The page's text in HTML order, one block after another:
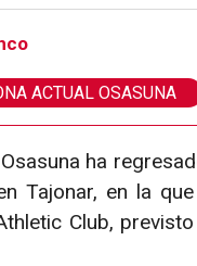
ACTUAL OSASUNA
ha
Tajonar, en la
Club,